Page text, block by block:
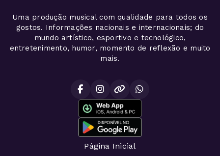
Uma produção musical com qualidade para todos os
gostos. Informações nacionais e internacionais; do
mundo artístico, esportivo e tecnológico,
entretenimento, humor, momento de reflexão e muito
mais.
Página Inicial